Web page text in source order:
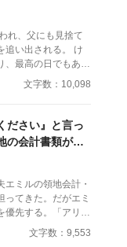
てこいと言わ
い出される。 け
、最高の日でもあっ
たたち
もう二度
文字数：10,098
ださい』と言っ
の会計書類が全
いた
ミルの領地会計・
ってきた。だがエミ
優先する。「アリー
う」——その言葉を
縁届に署名した。
文字数：9,553